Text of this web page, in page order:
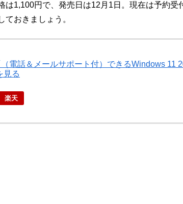
は1,100円で、発売日は12月1日。現在は予約
ておきましょう。
電話＆メールサポート付）できるWindows 11
見る
楽天